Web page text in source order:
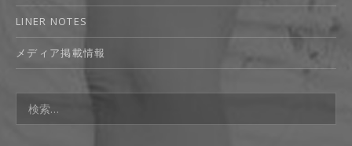
LINER NOTES
メディア掲載情報
検索: